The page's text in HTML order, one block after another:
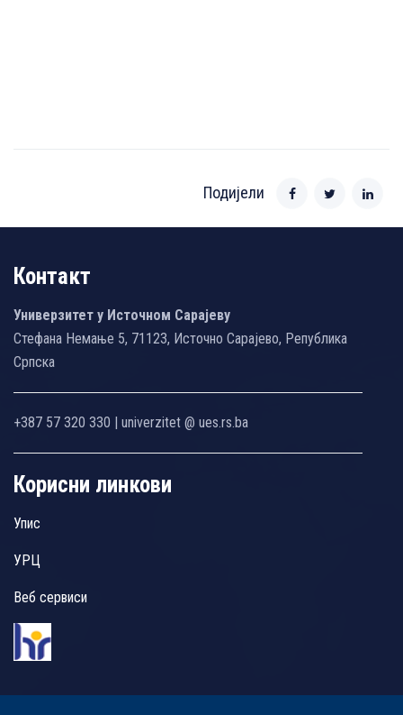
Подијели
Контакт
Универзитет у Источном Сарајеву
Стефана Немање 5, 71123, Источно Сарајево, Република
Српска
+387 57 320 330 | univerzitet @ ues.rs.ba
Корисни линкови
Упис
УРЦ
Веб сервиси